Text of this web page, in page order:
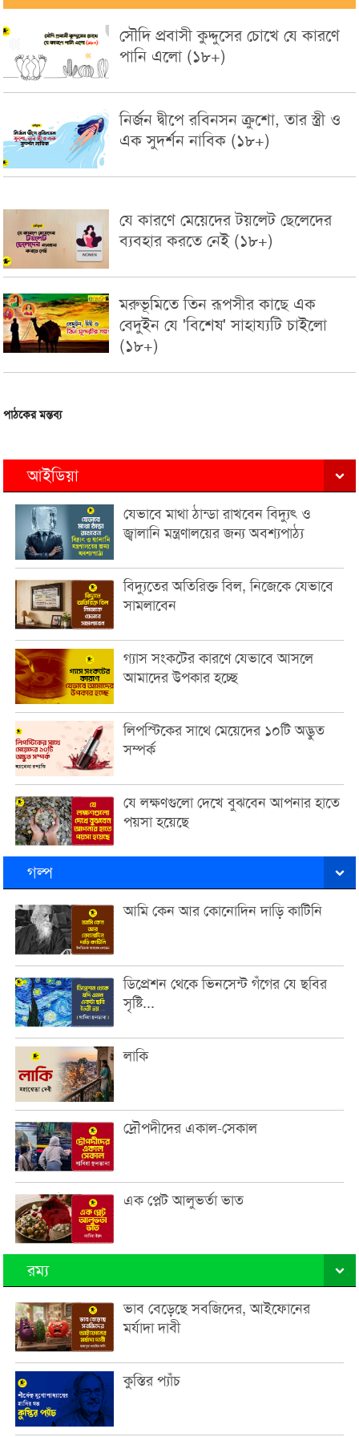
সৌদি প্রবাসী কুদ্দুসের চোখে যে কারণে
পানি এলো (১৮+)
নির্জন দ্বীপে রবিনসন ক্রুশো, তার স্ত্রী ও
এক সুদর্শন নাবিক (১৮+)
যে কারণে মেয়েদের টয়লেট ছেলেদের
ব্যবহার করতে নেই (১৮+)
মরুভূমিতে তিন রূপসীর কাছে এক
বেদুইন যে 'বিশেষ' সাহায্যটি চাইলো
(১৮+)
পাঠকের মন্তব্য
আইডিয়া
যেভাবে মাথা ঠান্ডা রাখবেন বিদ্যুৎ ও
জ্বালানি মন্ত্রণালয়ের জন্য অবশ্যপাঠ্য
বিদ্যুতের অতিরিক্ত বিল, নিজেকে যেভাবে
সামলাবেন
গ্যাস সংকটের কারণে যেভাবে আসলে
আমাদের উপকার হচ্ছে
লিপস্টিকের সাথে মেয়েদের ১০টি অদ্ভুত
সম্পর্ক
যে লক্ষণগুলো দেখে বুঝবেন আপনার হাতে
পয়সা হয়েছে
গল্প
আমি কেন আর কোনোদিন দাড়ি কাটিনি
ডিপ্রেশন থেকে ভিনসেন্ট গঁগের যে ছবির
সৃষ্টি...
লাকি
দ্রৌপদীদের একাল-সেকাল
এক প্লেট আলুভর্তা ভাত
রম্য
ভাব বেড়েছে সবজিদের, আইফোনের
মর্যাদা দাবী
কুস্তির প্যাঁচ